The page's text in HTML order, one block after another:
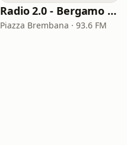
Radio 2.0 - Bergamo in aria
Piazza Brembana · 93.6 FM